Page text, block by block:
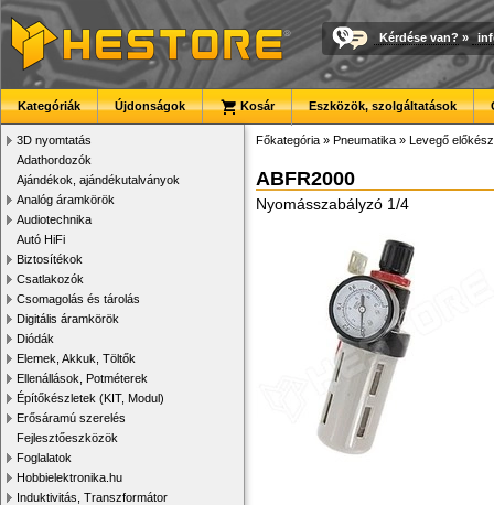
Kérdése van? »
Kategóriák Újdonságok Kosár Eszközök, szolgáltatások
3D nyomtatás
Adathordozók
Ajándékok, ajándékutalványok
Analóg áramkörök
Audiotechnika
Autó HiFi
Biztosítékok
Csatlakozók
Csomagolás és tárolás
Digitális áramkörök
Diódák
Elemek, Akkuk, Töltők
Ellenállások, Potméterek
Építőkészletek (KIT, Modul)
Erősáramú szerelés
Fejlesztőeszközök
Foglalatok
Hobbielektronika.hu
Induktivitás, Transzformátor
Főkategória » Pneumatika » Levegő
ABFR2000
Nyomásszabályzó 1/4